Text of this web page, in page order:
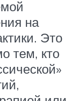
на
Это
тем, кто